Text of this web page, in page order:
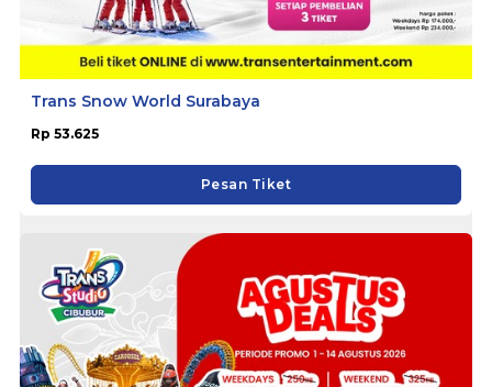
Trans Snow World Surabaya
Rp 53.625
Pesan Tiket